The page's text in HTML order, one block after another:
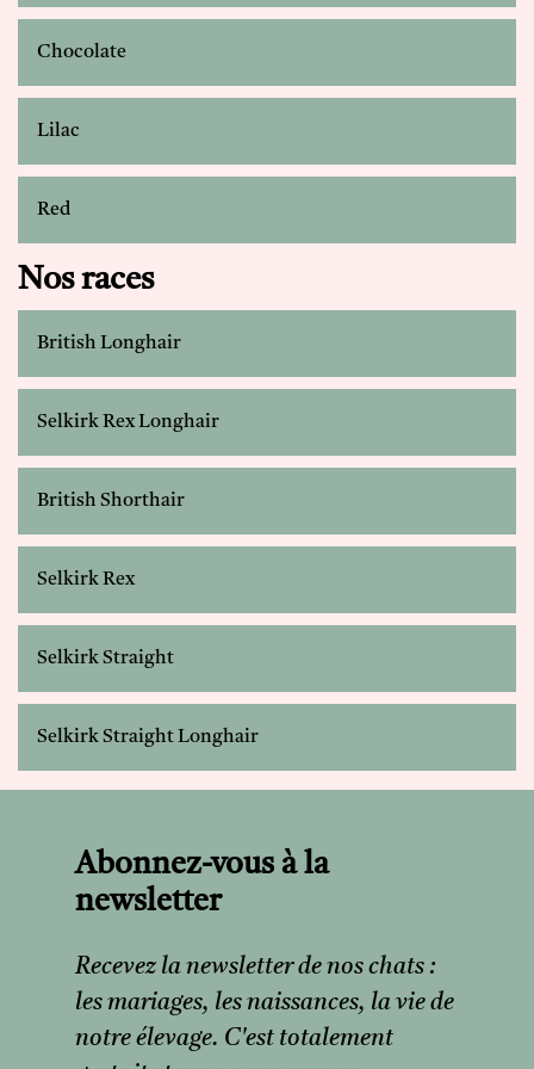
Chocolate
Lilac
Red
Nos races
British Longhair
Selkirk Rex Longhair
British Shorthair
Selkirk Rex
Selkirk Straight
Selkirk Straight Longhair
Abonnez-vous à la
newsletter
Recevez la newsletter de nos chats :
les mariages, les naissances, la vie de
notre élevage. C'est totalement